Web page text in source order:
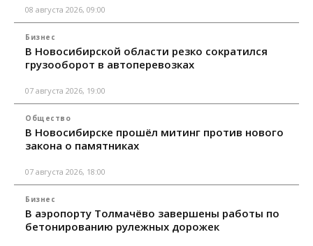
08 августа 2026, 09:00
Бизнес
В Новосибирской области резко сократился
грузооборот в автоперевозках
07 августа 2026, 19:00
Общество
В Новосибирске прошёл митинг против нового
закона о памятниках
07 августа 2026, 18:00
Бизнес
В аэропорту Толмачёво завершены работы по
бетонированию рулежных дорожек